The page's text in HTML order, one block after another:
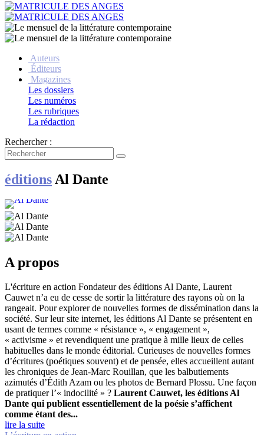
Auteurs
Éditeurs
Magazines
Les dossiers
Les numéros
Les rubriques
La rédaction
Rechercher :
éditions Al Dante
A propos
L'écriture en action Fondateur des éditions Al Dante, Laurent
Cauwet n’a eu de cesse de sortir la littérature des rayons où on la
rangeait. Pour explorer de nouvelles formes de dissémination dans la
société. Sur leur site internet, les éditions Al Dante se présentent en
usant de termes comme « résistance », « engagement »,
« activisme » et revendiquent une pratique à mille lieux de celles
habituelles dans le monde éditorial. Curieuses de nouvelles formes
d’écritures (poétiques souvent) et de pensée, elles accueillent autant
les chroniques de Jean-Marc Rouillan, que les balbutiements
azimutés d’Édith Azam ou les photos de Bernard Plossu. Une façon
de pratiquer l’« indocilité » ? Laurent Cauwet, les éditions Al
Dante qui publient essentiellement de la poésie s’affichent
comme étant des...
lire la suite